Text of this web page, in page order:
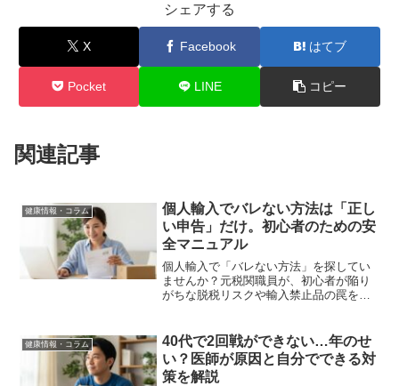
シェアする
X Facebook はてブ
Pocket LINE コピー
関連記事
健康情報・コラム
個人輸入でバレない方法は「正し
い申告」だけ。初心者のための安
全マニュアル
個人輸入で「バレない方法」を探してい
ませんか？元税関職員が、初心者が陥り
がちな脱税リスクや輸入禁止品の罠を徹
体的なチェックリストが手に入ります。
健康情報・コラム
40代で2回戦ができない…年のせ
い？医師が原因と自分でできる対
策を解説